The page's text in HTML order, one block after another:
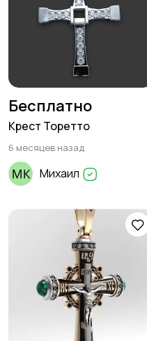
Бесплатно
Крест Торетто
6 месяцев назад
Михаил